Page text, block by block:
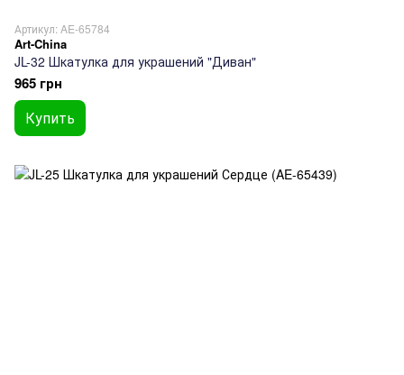
Артикул: AE-65784
Art-China
JL-32 Шкатулка для украшений "Диван"
965 грн
Купить